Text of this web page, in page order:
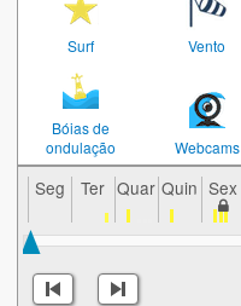
Surf Vento
Bóias de
ondulação
Webcams
Seg Ter Quar Quin Sex